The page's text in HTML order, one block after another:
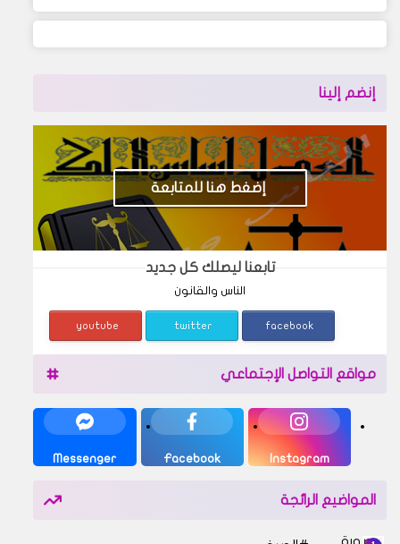
إنضم إلينا
إضغط هنا للمتابعة
تابعنا ليصلك كل جديد
الناس والقانون
facebook
twitter
youtube
مواقع التواصل الإجتماعي
Instagram
Facebook
Messenger
المواضيع الرائجة